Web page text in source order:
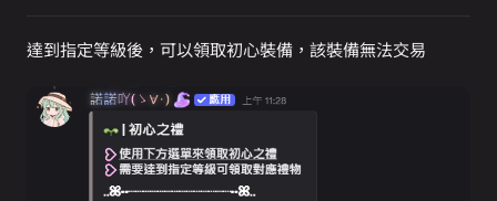
達到指定等級後，可以領取初心裝備，該裝備無法交易